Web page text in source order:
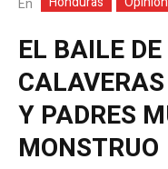
En
EL BAILE
Y PADRES
MONSTRUO